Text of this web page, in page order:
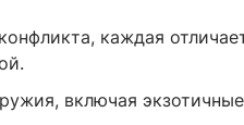
каждая
включая